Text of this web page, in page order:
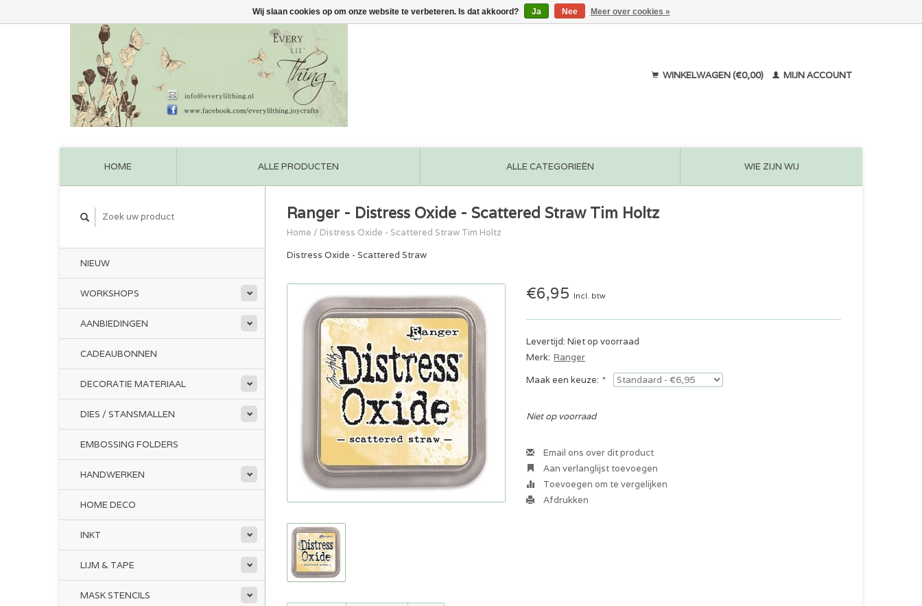
WINKELWAGEN (€0,00) MIJN ACCOUNT
HOME ALLE PRODUCTEN ALLE CATEGORIEËN WIE ZIJN WIJ
NIEUW
WORKSHOPS
AANBIEDINGEN
CADEAUBONNEN
DECORATIE MATERIAAL
DIES / STANSMALLEN
EMBOSSING FOLDERS
HANDWERKEN
HOME DECO
INKT
LIJM & TAPE
MASK STENCILS
Ranger - Distress Oxide - Scattered Straw Tim Holtz
Home / Distress Oxide - Scattered Straw Tim Holtz
Distress Oxide - Scattered Straw
€6,95 Incl. btw
Levertijd: Niet op voorraad
Merk: Ranger
Maak een keuze: *
Niet op voorraad
Email ons over dit product
Aan verlanglijst toevoegen
Toevoegen om te vergelijken
Afdrukken
Wij slaan cookies op om onze website te verbeteren. Is dat akkoord? Ja Nee Meer over cookies »